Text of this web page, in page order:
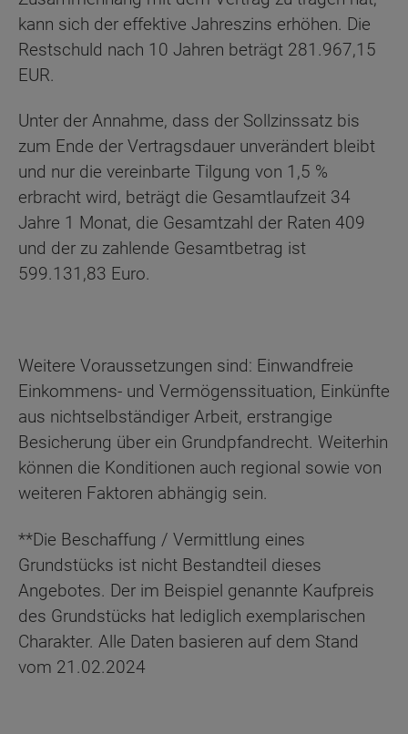
kann sich der effektive Jahreszins erhöhen. Die
Restschuld nach 10 Jahren beträgt 281.967,15
EUR.
Unter der Annahme, dass der Sollzinssatz bis
zum Ende der Vertragsdauer unverändert bleibt
und nur die vereinbarte Tilgung von 1,5 %
erbracht wird, beträgt die Gesamtlaufzeit 34
Jahre 1 Monat, die Gesamtzahl der Raten 409
und der zu zahlende Gesamtbetrag ist
599.131,83 Euro.
Weitere Voraussetzungen sind: Einwandfreie
Einkommens- und Vermögenssituation, Einkünfte
aus nichtselbständiger Arbeit, erstrangige
Besicherung über ein Grundpfandrecht. Weiterhin
können die Konditionen auch regional sowie von
weiteren Faktoren abhängig sein.
**Die Beschaffung / Vermittlung eines
Grundstücks ist nicht Bestandteil dieses
Angebotes. Der im Beispiel genannte Kaufpreis
des Grundstücks hat lediglich exemplarischen
Charakter. Alle Daten basieren auf dem Stand
vom 21.02.2024